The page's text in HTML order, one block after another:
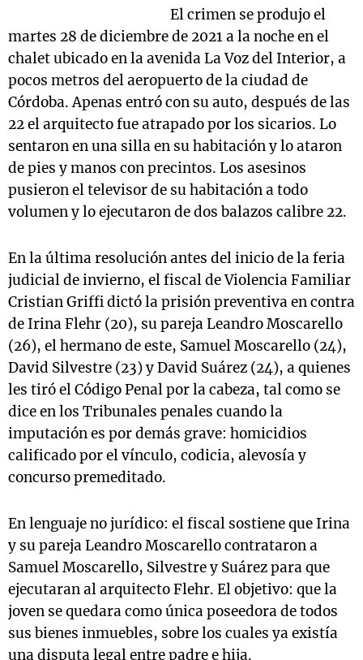
El crimen se produjo el
martes 28 de diciembre de 2021 a la noche en el
chalet ubicado en la avenida La Voz del Interior, a
pocos metros del aeropuerto de la ciudad de
Córdoba. Apenas entró con su auto, después de las
22 el arquitecto fue atrapado por los sicarios. Lo
sentaron en una silla en su habitación y lo ataron
de pies y manos con precintos. Los asesinos
pusieron el televisor de su habitación a todo
volumen y lo ejecutaron de dos balazos calibre 22.
En la última resolución antes del inicio de la feria
judicial de invierno, el fiscal de Violencia Familiar
Cristian Griffi dictó la prisión preventiva en contra
de Irina Flehr (20), su pareja Leandro Moscarello
(26), el hermano de este, Samuel Moscarello (24),
David Silvestre (23) y David Suárez (24), a quienes
les tiró el Código Penal por la cabeza, tal como se
dice en los Tribunales penales cuando la
imputación es por demás grave: homicidios
calificado por el vínculo, codicia, alevosía y
concurso premeditado.
En lenguaje no jurídico: el fiscal sostiene que Irina
y su pareja Leandro Moscarello contrataron a
Samuel Moscarello, Silvestre y Suárez para que
ejecutaran al arquitecto Flehr. El objetivo: que la
joven se quedara como única poseedora de todos
sus bienes inmuebles, sobre los cuales ya existía
una disputa legal entre padre e hija.